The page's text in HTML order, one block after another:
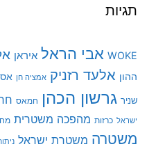
תגיות
WOKE אבי הראל איראן
ההון אלעד רזניק אמציה חן
שניר גרשון הכהן חמאס
ישראל כרזות מהפכה משטרית
משטרה משטרת ישראל